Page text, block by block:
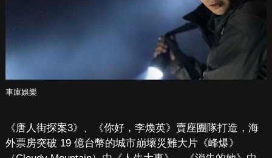
車庫娛樂
《唐人街探案3》、《你好，李煥英》賣座團隊打造，海
外票房突破 19 億台幣的城市崩壞災難大片《峰爆》